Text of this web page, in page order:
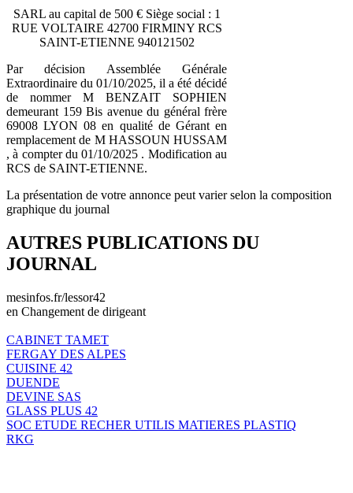
SARL au capital de 500 € Siège social : 1
RUE VOLTAIRE 42700 FIRMINY RCS
SAINT-ETIENNE 940121502
Par décision Assemblée Générale
Extraordinaire du 01/10/2025, il a été décidé
de nommer M BENZAIT SOPHIEN
demeurant 159 Bis avenue du général frère
69008 LYON 08 en qualité de Gérant en
remplacement de M HASSOUN HUSSAM
, à compter du 01/10/2025 . Modification au
RCS de SAINT-ETIENNE.
La présentation de votre annonce peut varier selon la composition
graphique du journal
AUTRES PUBLICATIONS DU
JOURNAL
mesinfos.fr/lessor42
en Changement de dirigeant
CABINET TAMET
FERGAY DES ALPES
CUISINE 42
DUENDE
DEVINE SAS
GLASS PLUS 42
SOC ETUDE RECHER UTILIS MATIERES PLASTIQ
RKG